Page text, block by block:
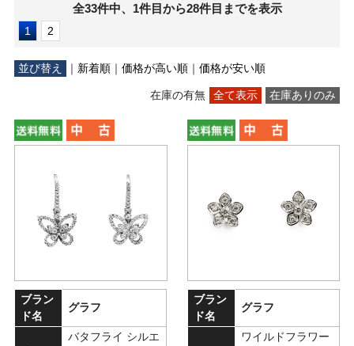
全33件中、1件目から28件目までを表示
1 2
並び替え ｜ 新着順｜ 価格が高い順｜ 価格が安い順
在庫の有無 全て表示 在庫ありのみ
ブラン
ド名
グラフ
バタフライ シルエ
ブラン
ド名
グラフ
ワイルドフラワー